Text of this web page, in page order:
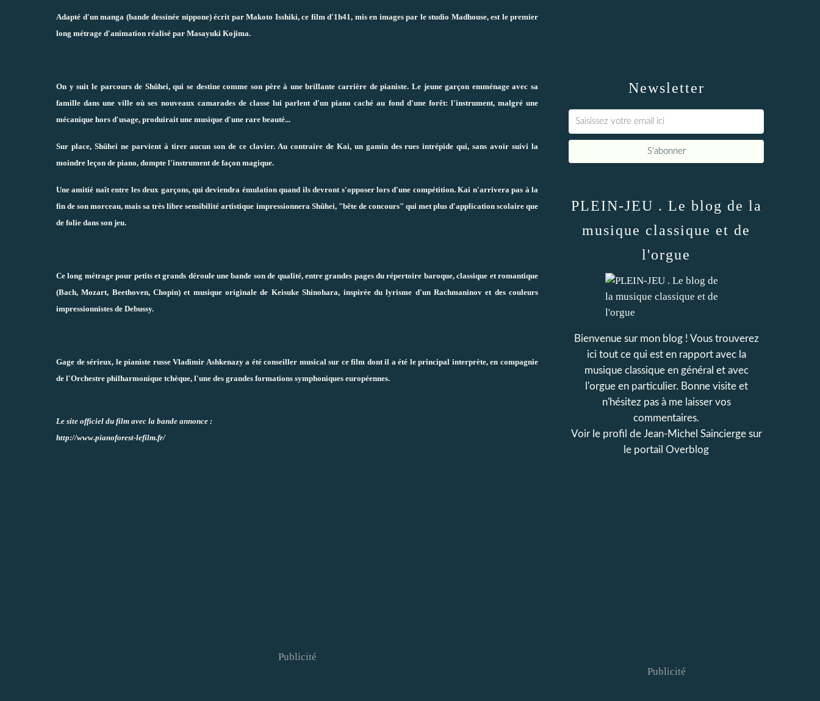
Adapté d'un manga (bande dessinée nippone) écrit par Makoto Isshiki, ce film d'1h41, mis en images par le studio Madhouse, est le premier
long métrage d'animation réalisé par Masayuki Kojima.
On y suit le parcours de Shûhei, qui se destine comme son père à une brillante carrière de pianiste. Le jeune garçon emménage avec sa
famille dans une ville où ses nouveaux camarades de classe lui parlent d'un piano caché au fond d'une forêt: l'instrument, malgré une
mécanique hors d'usage, produirait une musique d'une rare beauté...
Sur place, Shûhei ne parvient à tirer aucun son de ce clavier. Au contraire de Kai, un gamin des rues intrépide qui, sans avoir suivi la
moindre leçon de piano, dompte l'instrument de façon magique.
Une amitié naît entre les deux garçons, qui deviendra émulation quand ils devront s'opposer lors d'une compétition. Kai n'arrivera pas à la
fin de son morceau, mais sa très libre sensibilité artistique impressionnera Shûhei, "bête de concours" qui met plus d'application scolaire que
de folie dans son jeu.
Ce long métrage pour petits et grands déroule une bande son de qualité, entre grandes pages du répertoire baroque, classique et romantique
(Bach, Mozart, Beethoven, Chopin) et musique originale de Keisuke Shinohara, inspirée du lyrisme d'un Rachmaninov et des couleurs
impressionnistes de Debussy.
Gage de sérieux, le pianiste russe Vladimir Ashkenazy a été conseiller musical sur ce film dont il a été le principal interprète, en compagnie
de l'Orchestre philharmonique tchèque, l'une des grandes formations symphoniques européennes.
Le site officiel du film avec la bande annonce :
http://www.pianoforest-lefilm.fr/
Publicité
Newsletter
PLEIN-JEU . Le blog de la
musique classique et de
l'orgue
Bienvenue sur mon blog ! Vous trouverez
ici tout ce qui est en rapport avec la
musique classique en général et avec
l'orgue en particulier. Bonne visite et
n'hésitez pas à me laisser vos
commentaires.
Voir le profil de Jean-Michel Sainciergesur
le portail Overblog
Publicité